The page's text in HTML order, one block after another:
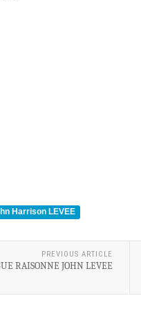
Harrison LEVEE
PREVIOUS ARTICLE
RAISONNE JOHN LEVEE